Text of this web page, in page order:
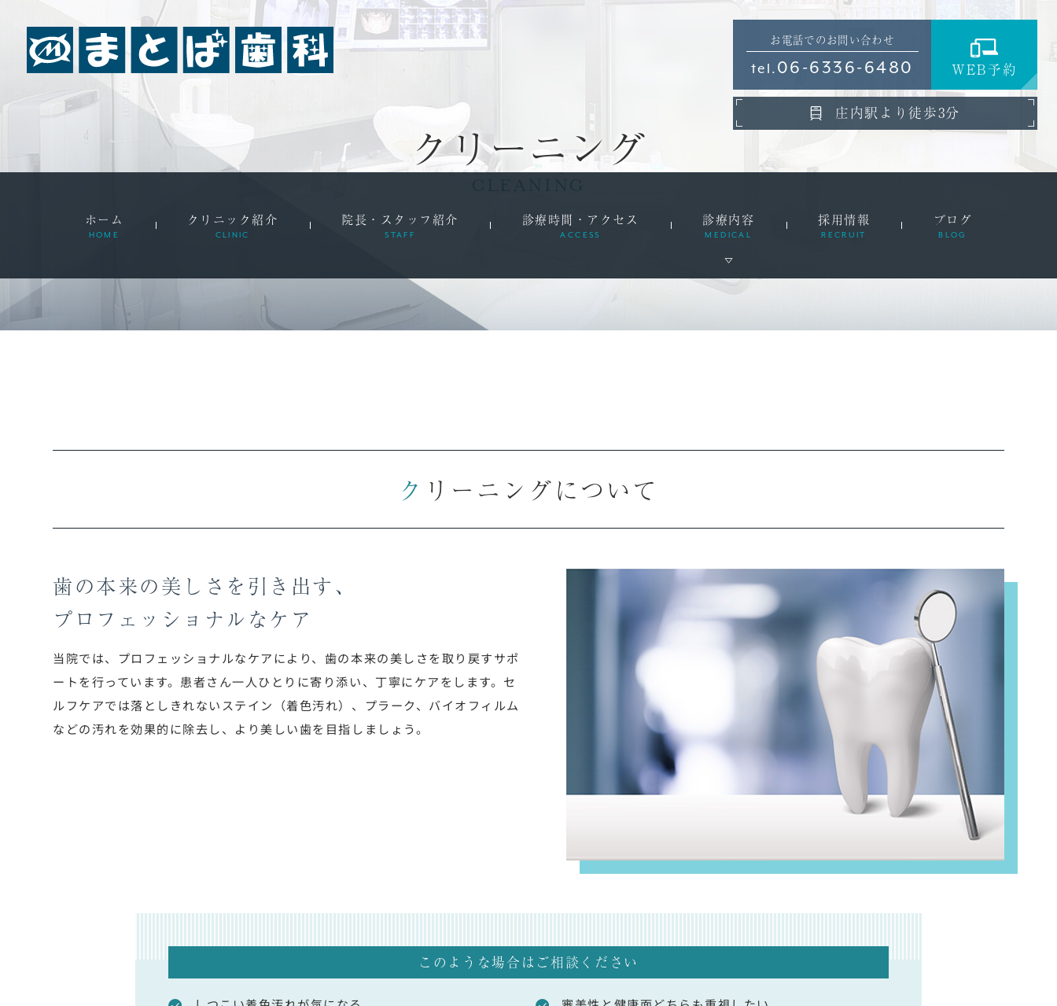
お電話でのお問い合わせ
tel. 06-6336-6480 WEB予約
庄内駅より徒歩3分
クリーニング
ホーム
HOME
クリニック紹介
CLINIC
院長・スタッフ紹介
STAFF
診療時間・アクセス
ACCESS
診療内容
MEDICAL
採用情報
RECRUIT
ブログ
BLOG
クリーニングについて
歯の本来の美しさを引き出す、
プロフェッショナルなケア
当院では、プロフェッショナルなケアにより、歯の本来の美しさを取り戻すサポ
ートを行っています。患者さん一人ひとりに寄り添い、丁寧にケアをします。セ
ルフケアでは落としきれないステイン（着色汚れ）、プラーク、バイオフィルム
などの汚れを効果的に除去し、より美しい歯を目指しましょう。
このような場合はご相談ください